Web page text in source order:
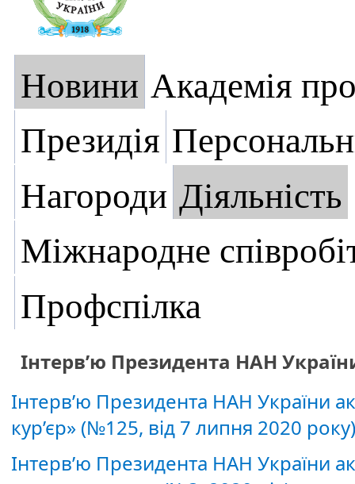
Новини Академія
Президія
Нагороди Діяльність
Міжнародне
Профспілка
Інтерв’ю Президента НАН
Інтерв’ю Президента НАН України
кур’єр» (№125, від 7 липня 2020 року)
Інтерв’ю Президента НАН України